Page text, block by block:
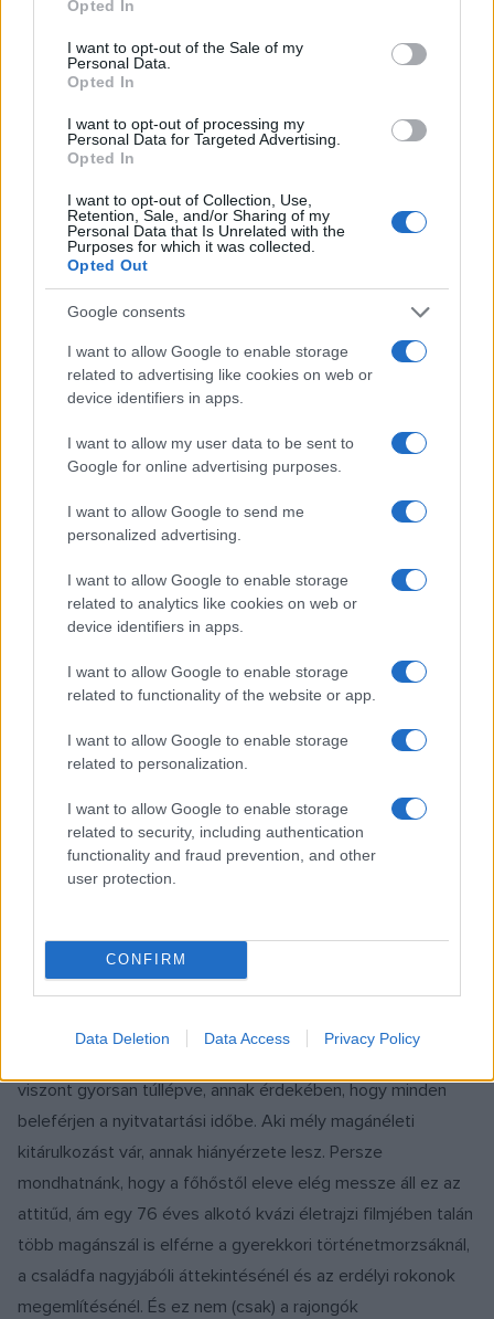
use your data for below specified purposes in below Google
consent section.
Opted In
I want to opt-out of the Sale of my
Personal Data.
Opted In
I want to opt-out of processing my
Personal Data for Targeted Advertising.
Opted In
I want to opt-out of Collection, Use,
Retention, Sale, and/or Sharing of my
Personal Data that Is Unrelated with the
Purposes for which it was collected.
Opted Out
Google consents
I want to allow Google to enable storage
related to advertising like cookies on web or
device identifiers in apps.
I want to allow my user data to be sent to
Google for online advertising purposes.
I want to allow Google to send me
personalized advertising.
I want to allow Google to enable storage
related to analytics like cookies on web or
device identifiers in apps.
I want to allow Google to enable storage
related to functionality of the website or app.
I want to allow Google to enable storage
related to personalization.
I want to allow Google to enable storage
related to security, including authentication
functionality and fraud prevention, and other
user protection.
CONFIRM
Data Deletion Data Access Privacy Policy
előtt történik, hanem a rendező.”
Ez meg is mutatkozott a filmben: a játékidő első felében, a
Tóth Barnabással folytatott beszélgetéseken érezni
lehetett, hogy Bereményi nehezen hajlik a
természetességre.
Ellenállása csak az utolsó harmadra puhult fel teljesen,
amikor a Balaton partján nosztalgiázva a Cseh Tamással
kialakult alkotói kapcsolat emblematikus pillanatait,
fordulópontjait elevenítették fel. Noha a film hátterében
különbségtétele, és szóba kerül az elmúlás is, a
telítődik meg igazán érzelmekkel.
Bereményi kalapja
múzeumban járt volna.
Mintha végigvezették volna a véletlenszerűen előbukkanó,
mégis fontos, egymáshoz csak lazán kapcsolódó
viszont gyorsan túllépve, annak érdekében, hogy minden
beleférjen a nyitvatartási időbe. Aki mély magánéleti
kitárulkozást vár, annak hiányérzete lesz. Persze
mondhatnánk, hogy a főhőstől eleve elég messze áll ez az
attitűd, ám egy 76 éves alkotó kvázi életrajzi filmjében talán
több magánszál is elférne a gyerekkori történetmorzsáknál,
a családfa nagyjábóli áttekintésénél és az erdélyi rokonok
megemlítésénél. És ez nem (csak) a rajongók